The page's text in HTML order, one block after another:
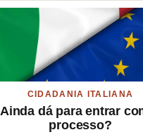
CIDADANIA ITALIANA
Ainda dá para entrar
processo?